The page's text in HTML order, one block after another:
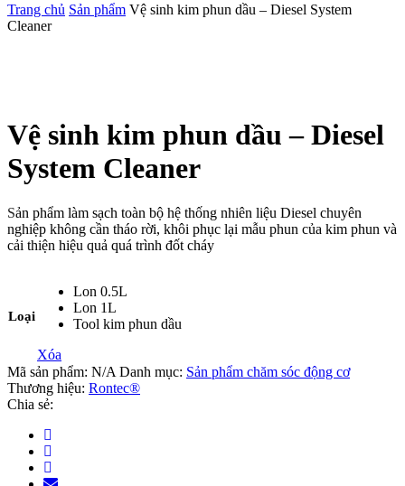
Trang chủ Sản phẩm Vệ sinh kim phun dầu – Diesel System
Cleaner
Vệ sinh kim phun dầu – Diesel
System Cleaner
Sản phẩm làm sạch toàn bộ hệ thống nhiên liệu Diesel chuyên
nghiệp không cần tháo rời, khôi phục lại mẫu phun của kim phun và
cải thiện hiệu quả quá trình đốt cháy
Loại
Lon 0.5L
Lon 1L
Tool kim phun dầu
Xóa
Mã sản phẩm: N/A Danh mục: Sản phẩm chăm sóc động cơ
Thương hiệu: Rontec®
Chia sẻ: